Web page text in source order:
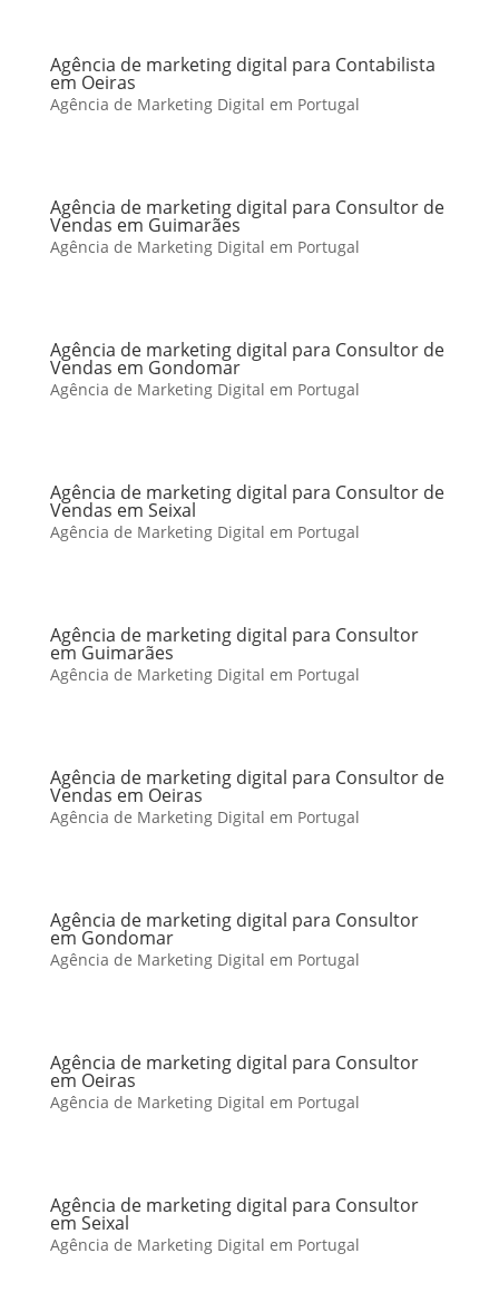
Agência de marketing digital para Contabilista
em Oeiras
Agência de Marketing Digital em Portugal
Agência de marketing digital para Consultor de
Vendas em Guimarães
Agência de Marketing Digital em Portugal
Agência de marketing digital para Consultor de
Vendas em Gondomar
Agência de Marketing Digital em Portugal
Agência de marketing digital para Consultor de
Vendas em Seixal
Agência de Marketing Digital em Portugal
Agência de marketing digital para Consultor
em Guimarães
Agência de Marketing Digital em Portugal
Agência de marketing digital para Consultor de
Vendas em Oeiras
Agência de Marketing Digital em Portugal
Agência de marketing digital para Consultor
em Gondomar
Agência de Marketing Digital em Portugal
Agência de marketing digital para Consultor
em Oeiras
Agência de Marketing Digital em Portugal
Agência de marketing digital para Consultor
em Seixal
Agência de Marketing Digital em Portugal